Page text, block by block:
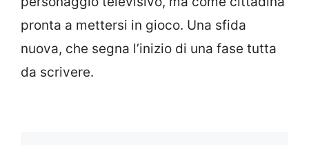
pronta a mettersi in gioco. Una sfida
nuova, che segna l’inizio di una fase tutta
da scrivere.